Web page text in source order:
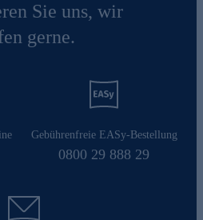
Sie uns, wir
gerne.
Gebührenfreie EASy-Bestellung
0800 29 888 29